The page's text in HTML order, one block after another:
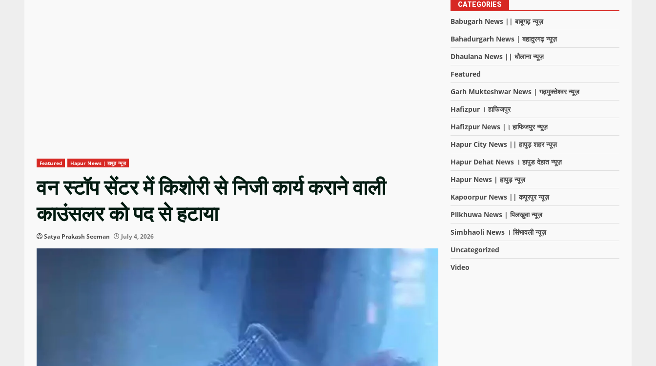
Featured Hapur News | हापुड़ न्यूज़
वन स्टॉप सेंटर में किशोरी से निजी कार्य कराने वाली
काउंसलर को पद से हटाया
Satya Prakash Seeman July 4, 2026
CATEGORIES
Babugarh News || बाबूगढ़ न्यूज़
Bahadurgarh News | बहादुरगढ़ न्यूज़
Dhaulana News || धौलाना न्यूज़
Featured
Garh Mukteshwar News | गढ़मुक्तेश्वर न्यूज़
Hafizpur । हाफिजपुर
Hafizpur News |। हाफिजपुर न्यूज़
Hapur City News || हापुड़ शहर न्यूज़
Hapur Dehat News । हापुड देहात न्यूज़
Hapur News | हापुड़ न्यूज़
Kapoorpur News || कपूरपुर न्यूज़
Pilkhuwa News | पिलखुवा न्यूज़
Simbhaoli News । सिंभावली न्यूज़
Uncategorized
Video